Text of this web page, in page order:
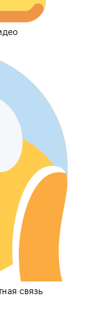
связь